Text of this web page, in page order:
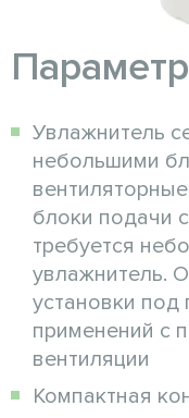
Увлажнитель
небольшими
блоки подачи
требуется
увлажнитель.
установки под
применений с
вентиляции
Компактная